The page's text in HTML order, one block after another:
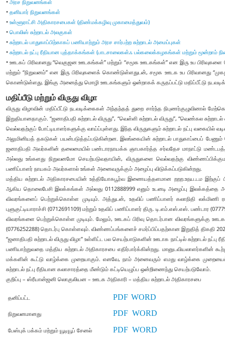
• அரச நிறுவனங்கள்
• தனியார் நிறுவனங்கள்
• உள்ளூராட்சி அதிகாரசபைகள் (திண்மக்கழிவு முகாமைத்துவம்)
• பொலிஸ் சுற்றாடல் அலகுகள்
• சுற்றாடல் பாதுகாப்பிற்காகப் பணியாற்றும் அரச சார்பற்ற சுற்றாடல் அமைப்புகள்
• சுற்றாடல் நட்பு ரீதியான புத்தாக்கங்கள் (பாடசாலைகள்ஃ பல்கலைக்கழகங்கள் மற்றும் மூன்றாம்
• ஊடகப் பிரிவானது “வெகுஜன ஊடகங்கள்” மற்றும் “சமூக ஊடகங்கள்” என இரு உப
மற்றும் “நிறுவனம்” என இரு பிரிவுகளைக் கொண்டுள்ளதுடன், சமூக ஊடக உப பிரிவானது
கொண்டுள்ளது. இங்கு அனைத்து மொழி ஊடகங்களும் ஒன்றாகக் கருதப்பட்டு மதிப்பீட்டு
மதிப்பீடு மற்றும் விருது விழா
விருது விழாவின் மதிப்பீட்டு நடவடிக்கைகள் அந்தந்தத் துறை சார்ந்த நிபுணர்குழுவினால்
இறுதியானதாகும். “ஜனாதிபதி சுற்றாடல் விருது”, “வெள்ளி சுற்றாடல் விருது”, “வெண்கல சுற்றாடல்
வெல்வதற்குப் போட்டியாளர்களுக்கு வாய்ப்புள்ளது. இந்த விருதுகளும் சுற்றாடல் நட்பு
அலுமினியத் தகடுகள் பயன்படுத்தப்படுகின்றன. இலங்கையின் சுற்றாடல் பாதுகாப்பைப்
ஜனாதிபதி அவர்களின் தலைமையில் பண்டாரநாயக்க ஞாபகார்த்த சர்வதேச மாநாட்டு
அல்லது உங்களது நிறுவனமோ செயற்படுவதாயின், விருதுகளை வெல்வதற்கு
பணிப்பாளர் நாயகம் அவர்களால் உங்கள் அனைவருக்கும் அழைப்பு விடுக்கப்படுகின்றது.
மத்திய சுற்றாடல் அதிகாரசபையின் உத்தியோகபூர்வ இணையத்தளமான றறற.உநய.டம இற்குப்
ஆகிய தொலைபேசி இலக்கங்கள் அல்லது 0112888999 எனும் உடனடி அழைப்பு இலக்கத்தை
விவரங்களைப் பெற்றுக்கொள்ள முடியும். அத்துடன், உதவிப் பணிப்பாளர் கலாநிதி லக்மிணி
புளுகுட்டியாராச்சி (0712691109) மற்றும் உதவிப் பணிப்பாளர் திரு. டி.எம்.எஸ்.எஸ்.
விவரங்களை பெற்றுக்கொள்ள முடியும். மேலும், ஊடகப் பிரிவு தொடர்பான விவரங்களுக்கு
(0776252288) தொடர்பு கொள்ளவும். விண்ணப்பங்களைச் சமர்ப்பிப்பதற்கான இறுதித் திகதி
“ஜனாதிபதி சுற்றாடல் விருது விழா” உள்ளிட்ட பல செயற்பாடுகளின் ஊடாக நாட்டில் சுற்றாடல் நட்பு
பணியாற்றுவதை மத்திய சுற்றாடல் அதிகாரசபை எதிர்பார்க்கின்றது. மானுடவியலாளர்களின்
மக்களின் கூட்டு வாழ்க்கை முறையாகும். எனவே, நாம் அனைவரும் எமது வாழ்க்கை
சுற்றாடல் நட்பு ரீதியான கலாசாரத்தை மீண்டும் கட்டியெழுப்ப ஒன்றிணைந்து செயற்படுவோம்.
குறிப்பு – ஸ்ரீயான்ஜனி லொகுலியன – ஊடக அதிகாரி – மத்திய சுற்றாடல் அதிகாரசபை
தனிப்பட்ட PDF WORD
நிறுவனமானது PDF WORD
பேஸ்புக் பக்கம் மற்றும் யூடியூப் சேனல் PDF WORD